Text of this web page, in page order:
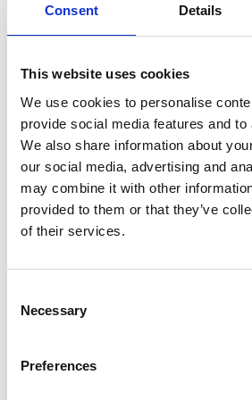
Consent Details
This website uses cookies
We use cookies to personalise
provide social media features and
We also share information about
our social media, advertising and
may combine it with other
provided to them or that they’ve
of their services.
Selection
Necessary
Preferences
bakom de norska fjälltopparna i
Fotograf:Örjan Karlsson
På Nordkoster finns det flera